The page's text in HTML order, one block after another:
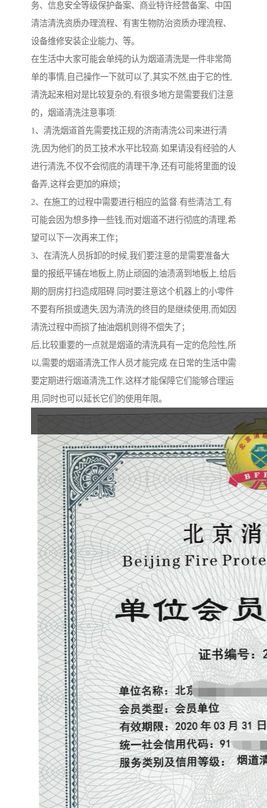
务、信息安全等级保护备案、商业特许经营备案、中国
清洁清洗资质办理流程、有害生物防治资质办理流程、
设备维修安装企业能力、等。
在生活中大家可能会单纯的认为烟道清洗是一件非常简
单的事情,自己操作一下就可以了,其实不然,由于它的性,
清洗起来相对是比较复杂的,有很多地方是需要我们注意
的，烟道清洗注意事项:
1、清洗烟道首先需要找正规的济南清洗公司来进行清
洗,因为他们的员工技术水平比较高.如果请没有经验的人
进行清洗,不仅不会彻底的清理干净,还有可能将里面的设
备弄,这样会更加的麻烦；
2、在施工的过程中需要进行相应的监督.有些清洁工,有
可能会因为想多挣一些钱,而对烟道不进行彻底的清理,希
望可以下一次再来工作；
3、在清洗人员拆卸的时候,我们要注意的是需要准备大
量的报纸平铺在地板上,防止顽固的油渍滴到地板上,给后
期的厨房打扫造成阻碍.同时要注意这个机器上的小零件
不要有所损或遗失,因为清洗的终目的是继续使用,而如因
清洗过程中而损了抽油烟机则得不偿失了；
后,比较重要的一点就是烟道的清洗具有一定的危险性,所
以,需要的烟道清洗工作人员才能完成.在日常的生活中需
要定期进行烟道清洗工作,这样才能保障它们能够合理运
用,同时也可以延长它们的使用年限。